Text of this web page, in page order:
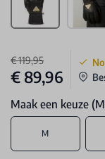
€ 119,95
€ 89,96
Maak een keuze
M